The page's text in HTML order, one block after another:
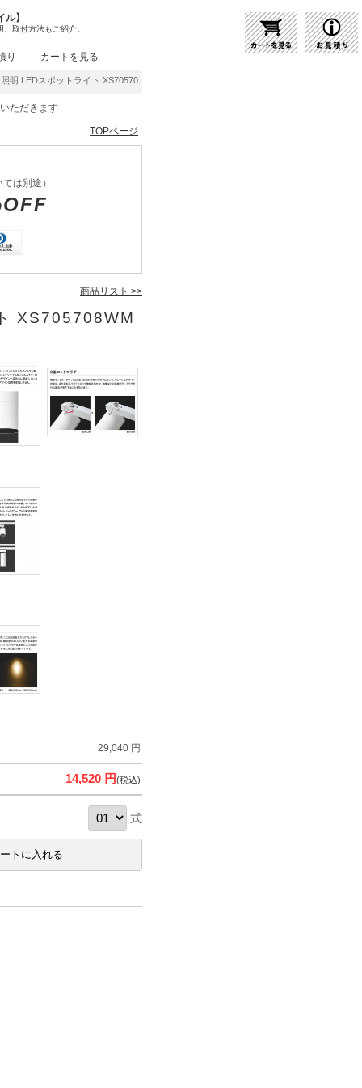
】
取付方法もご紹介。
り カートを見る
LEDスポットライト XS705708WM | 商品紹介 | 照明器具の通販・インテリア照明の通信
ただきます
TOPページ
は別途）
商品リスト >>
XS705708WM
29,040 円
14,520 円(税込)
式